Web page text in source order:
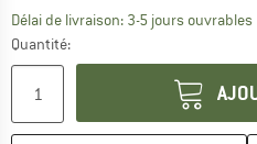
Délai de livraison: 3-5 jours ouvrables
Quantité: